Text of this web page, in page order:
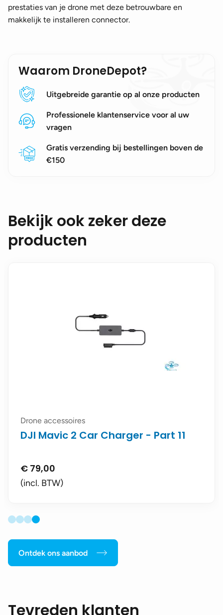
prestaties van je drone met deze betrouwbare en
makkelijk te installeren connector.
Waarom DroneDepot?
Uitgebreide garantie op al onze producten
Professionele klantenservice voor al uw
vragen
Gratis verzending bij bestellingen boven de
€150
Bekijk ook zeker deze
producten
Drone accessoires
DJI Mavic 2 Car Charger - Part 11
€ 79,00
(incl. BTW)
Ontdek ons aanbod
Tevreden klanten